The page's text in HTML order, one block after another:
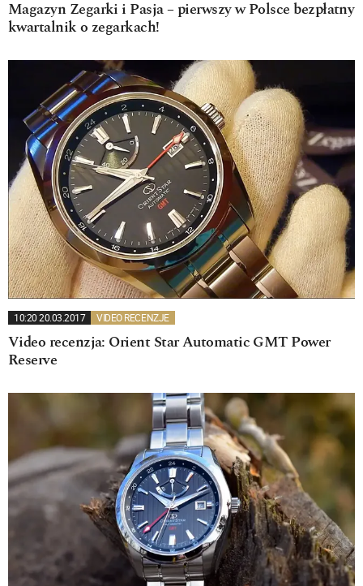
Magazyn Zegarki i Pasja – pierwszy w Polsce bezpłatny
kwartalnik o zegarkach!
10:20 20.03.2017 VIDEO RECENZJE
Video recenzja: Orient Star Automatic GMT Power
Reserve